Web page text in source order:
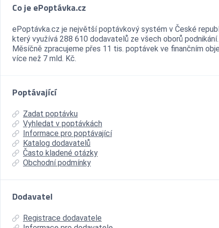
Co je ePoptávka.cz
ePoptávka.cz je největší poptávkový systém v České
který využívá 288 610 dodavatelů ze všech oborů podnikání.
Měsíčně zpracujeme přes 11 tis. poptávek ve finančním
více než 7 mld. Kč.
Poptávající
Zadat poptávku
Vyhledat v poptávkách
Informace pro poptávající
Katalog dodavatelů
Často kladené otázky
Obchodní podmínky
Dodavatel
Registrace dodavatele